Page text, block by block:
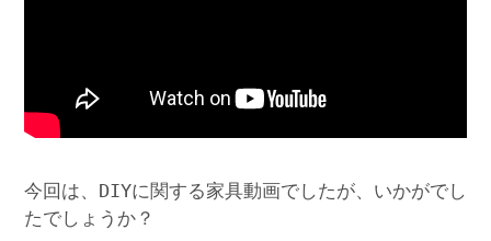
今回は、DIYに関する家具動画でしたが、いかがでし
たでしょうか？